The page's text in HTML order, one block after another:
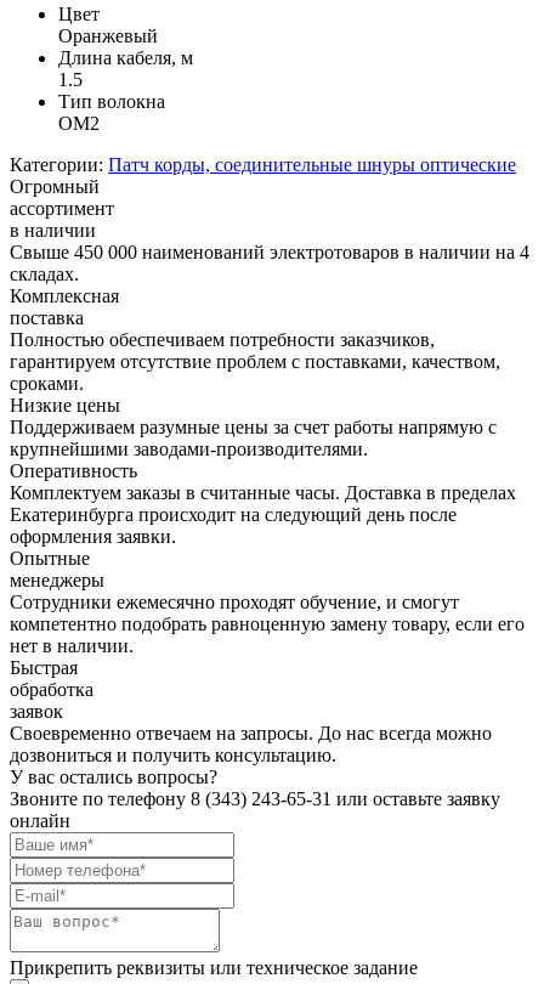
Цвет
Оранжевый
Длина кабеля, м
1.5
Тип волокна
OM2
Категории: Патч корды, соединительные шнуры оптические
Огромный
ассортимент
в наличии
Свыше 450 000 наименований электротоваров в наличии на 4
складах.
Комплексная
поставка
Полностью обеспечиваем потребности заказчиков,
гарантируем отсутствие проблем с поставками, качеством,
сроками.
Низкие цены
Поддерживаем разумные цены за счет работы напрямую с
крупнейшими заводами-производителями.
Оперативность
Комплектуем заказы в считанные часы. Доставка в пределах
Екатеринбурга происходит на следующий день после
оформления заявки.
Опытные
менеджеры
Сотрудники ежемесячно проходят обучение, и смогут
компетентно подобрать равноценную замену товару, если его
нет в наличии.
Быстрая
обработка
заявок
Своевременно отвечаем на запросы. До нас всегда можно
дозвониться и получить консультацию.
У вас остались вопросы?
Звоните по телефону 8 (343) 243-65-31 или оставьте заявку
онлайн
Прикрепить реквизиты или техническое задание